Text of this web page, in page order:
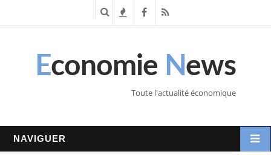
c n
F
c
R
S
Economie News
Toute l'actualité économique
NAVIGUER